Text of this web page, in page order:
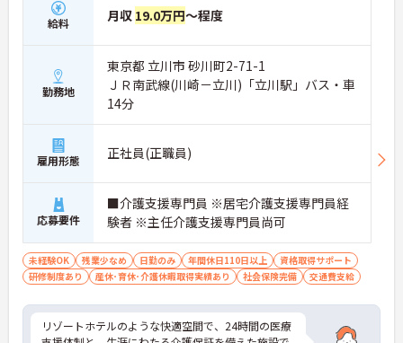
給料 月収 19.0万円～程度
勤務地
東京都 立川市 砂川町2-71-1
ＪＲ南武線(川崎－立川)「立川駅」バス・車
14分
雇用形態 正社員(正職員)
応募要件
■介護支援専門員 ※居宅介護支援専門員経
験者 ※主任介護支援専門員尚可
未経験OK 残業少なめ 日勤のみ 年間休日110日以上
資格取得サポート
研修制度あり
産休･育休･介護休暇取得実績あり 社会保険完備 交通費支給
リゾートホテルのような快適空間で、24時間の医療